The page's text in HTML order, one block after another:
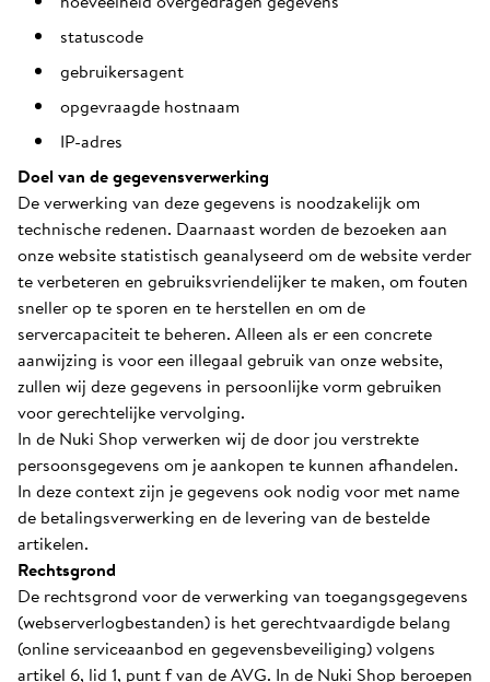
statuscode
gebruikersagent
opgevraagde hostnaam
IP-adres
Doel van de gegevensverwerking
De verwerking van deze gegevens is noodzakelijk om
technische redenen. Daarnaast worden de bezoeken aan
onze website statistisch geanalyseerd om de website verder
te verbeteren en gebruiksvriendelijker te maken, om fouten
sneller op te sporen en te herstellen en om de
servercapaciteit te beheren. Alleen als er een concrete
aanwijzing is voor een illegaal gebruik van onze website,
zullen wij deze gegevens in persoonlijke vorm gebruiken
voor gerechtelijke vervolging.
In de Nuki Shop verwerken wij de door jou verstrekte
persoonsgegevens om je aankopen te kunnen afhandelen.
In deze context zijn je gegevens ook nodig voor met name
de betalingsverwerking en de levering van de bestelde
artikelen.
Rechtsgrond
De rechtsgrond voor de verwerking van toegangsgegevens
(webserverlogbestanden) is het gerechtvaardigde belang
(online serviceaanbod en gegevensbeveiliging) volgens
artikel 6, lid 1, punt f van de AVG. In de Nuki Shop beroepen